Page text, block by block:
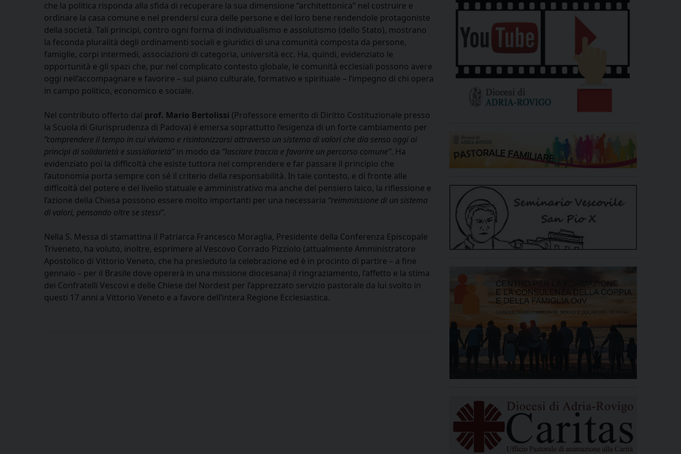
che la politica risponda alla sfida di recuperare la sua dimensione “architettonica” nel costruire e
ordinare la casa comune e nel prendersi cura delle persone e del loro bene rendendole protagoniste
della società. Tali principi, contro ogni forma di individualismo e assolutismo (dello Stato), mostrano
la feconda pluralità degli ordinamenti sociali e giuridici di una comunità composta da persone,
famiglie, corpi intermedi, associazioni di categoria, università ecc. Ha, quindi, evidenziato le
opportunità e gli spazi che, pur nel complicato contesto globale, le comunità ecclesiali possono avere
oggi nell’accompagnare e favorire – sul piano culturale, formativo e spirituale – l’impegno di chi opera
in campo politico, economico e sociale.
Nel contributo offerto dal prof. Mario Bertolissi (Professore emerito di Diritto Costituzionale presso
la Scuola di Giurisprudenza di Padova) è emersa soprattutto l’esigenza di un forte cambiamento per
“comprendere il tempo in cui viviamo e risintonizzarsi attraverso un sistema di valori che dia senso oggi ai
principi di solidarietà e sussidiarietà”in modo da “lasciare traccia e favorire un percorso comune”. Ha
evidenziato poi la difficoltà che esiste tuttora nel comprendere e far passare il principio che
l’autonomia porta sempre con sé il criterio della responsabilità. In tale contesto, e di fronte alle
difficoltà del potere e del livello statuale e amministrativo ma anche del pensiero laico, la riflessione e
l’azione della Chiesa possono essere molto importanti per una necessaria “reimmissione di un sistema
di valori, pensando oltre se stessi”.
Nella S. Messa di stamattina il Patriarca Francesco Moraglia, Presidente della Conferenza Episcopale
Triveneto, ha voluto, inoltre, esprimere al Vescovo Corrado Pizziolo (attualmente Amministratore
Apostolico di Vittorio Veneto, che ha presieduto la celebrazione ed è in procinto di partire – a fine
gennaio – per il Brasile dove opererà in una missione diocesana) il ringraziamento, l’affetto e la stima
dei Confratelli Vescovi e delle Chiese del Nordest per l’apprezzato servizio pastorale da lui svolto in
questi 17 anni a Vittorio Veneto e a favore dell’intera Regione Ecclesiastica.